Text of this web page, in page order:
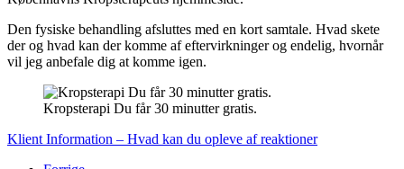
Den fysiske behandling afsluttes med en kort samtale. Hvad skete
der og hvad kan der komme af eftervirkninger og endelig, hvornår
vil jeg anbefale dig at komme igen.
Kropsterapi Du får 30 minutter gratis.
Klient Information – Hvad kan du opleve af reaktioner